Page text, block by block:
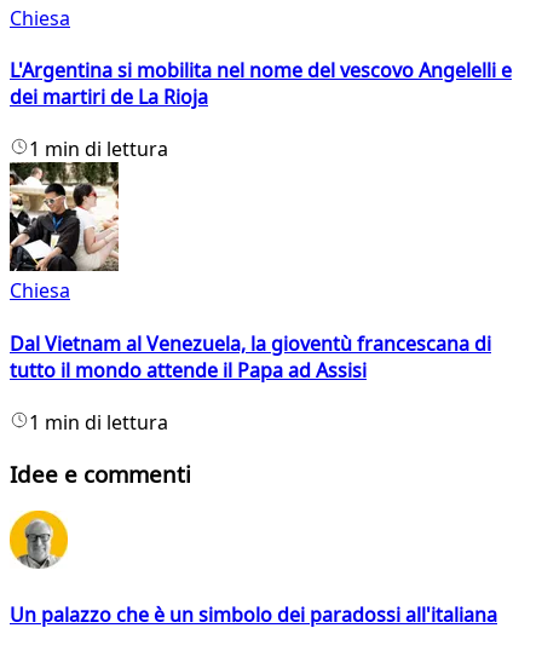
Chiesa
L'Argentina si mobilita nel nome del vescovo Angelelli e
dei martiri de La Rioja
1 min di lettura
Chiesa
Dal Vietnam al Venezuela, la gioventù francescana di
tutto il mondo attende il Papa ad Assisi
1 min di lettura
Idee e commenti
Un palazzo che è un simbolo dei paradossi all'italiana